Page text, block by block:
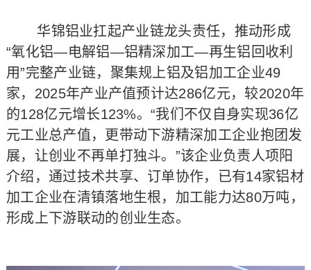
华锦铝业扛起产业链龙头责任，推动形成
“氧化铝—电解铝—铝精深加工—再生铝回收利
用”完整产业链，聚集规上铝及铝加工企业49
家，2025年产业产值预计达286亿元，较2020年
的128亿元增长123%。“我们不仅自身实现36亿
元工业总产值，更带动下游精深加工企业抱团发
展，让创业不再单打独斗。”该企业负责人项阳
介绍，通过技术共享、订单协作，已有14家铝材
加工企业在清镇落地生根，加工能力达80万吨，
形成上下游联动的创业生态。